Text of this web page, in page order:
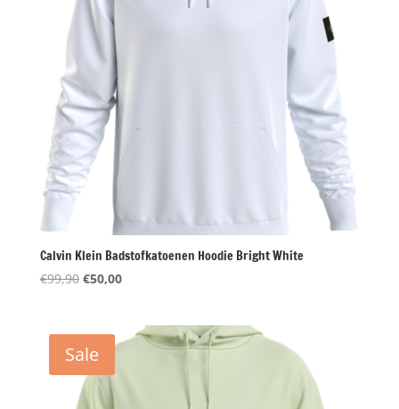
Calvin Klein Badstofkatoenen Hoodie Bright White
€99,90 Oorspronkelijke
€99,90.
€50,00Huidige
€50,00.
Sale